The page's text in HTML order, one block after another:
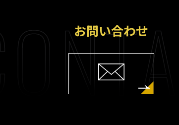
お問い合わせ